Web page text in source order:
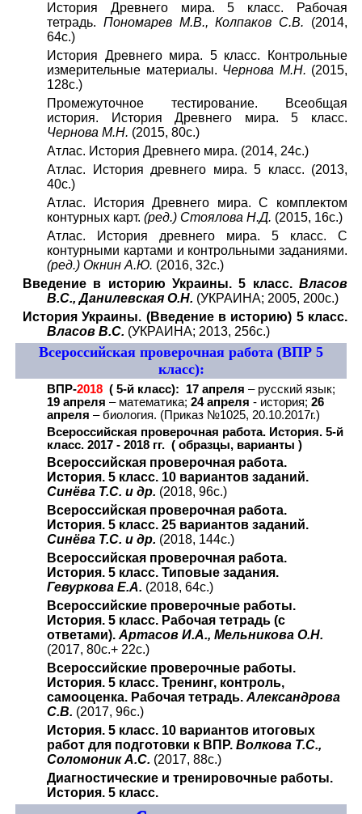
История Древнего мира. 5 класс. Рабочая
тетрадь. Пономарев М.В., Колпаков С.В. (2014,
64с.)
История Древнего мира. 5 класс. Контрольные
измерительные материалы. Чернова М.Н. (2015,
128с.)
Промежуточное тестирование. Всеобщая
история. История Древнего мира. 5 класс.
Чернова М.Н. (2015, 80с.)
Атлас. История Древнего мира. (2014, 24с.)
Атлас. История древнего мира. 5 класс. (2013,
40с.)
Атлас. История Древнего мира. С комплектом
контурных карт. (ред.) Стоялова Н.Д. (2015, 16с.)
Атлас. История древнего мира. 5 класс. С
контурными картами и контрольными заданиями.
(ред.) Окнин А.Ю. (2016, 32с.)
Введение в историю Украины. 5 класс. Власов
В.С., Данилевская О.Н. (УКРАИНА; 2005, 200с.)
История Украины. (Введение в историю) 5 класс.
Власов В.С. (УКРАИНА; 2013, 256с.)
Всероссийская проверочная работа (ВПР 5
класс):
ВПР-2018 ( 5-й класс): 17 апреля – русский язык;
19 апреля – математика; 24 апреля - история; 26
апреля – биология. (Приказ №1025, 20.10.2017г.)
Всероссийская проверочная работа. История. 5-й
класс. 2017 - 2018 гг. ( образцы, варианты )
Всероссийская проверочная работа.
История. 5 класс. 10 вариантов заданий.
Синёва Т.С. и др. (2018, 96с.)
Всероссийская проверочная работа.
История. 5 класс. 25 вариантов заданий.
Синёва Т.С. и др. (2018, 144с.)
Всероссийская проверочная работа.
История. 5 класс. Типовые задания.
Гевуркова Е.А. (2018, 64с.)
Всероссийские проверочные работы.
История. 5 класс. Рабочая тетрадь (с
ответами). Артасов И.А., Мельникова О.Н.
(2017, 80с.+ 22с.)
Всероссийские проверочные работы.
История. 5 класс. Тренинг, контроль,
самооценка. Рабочая тетрадь. Александрова
С.В. (2017, 96с.)
История. 5 класс. 10 вариантов итоговых
работ для подготовки к ВПР. Волкова Т.С.,
Соломоник А.С. (2017, 88с.)
Диагностические и тренировочные работы.
История. 5 класс.